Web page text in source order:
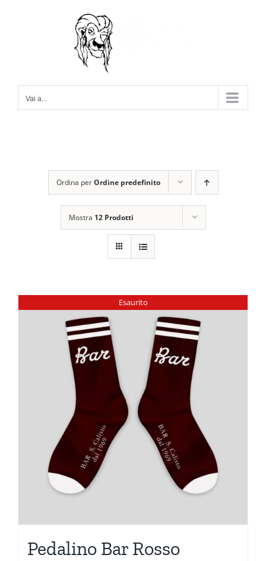
Vai a...
Ordina perOrdine predefinito
Mostra 12 Prodotti
Esaurito
Pedalino Bar Rosso